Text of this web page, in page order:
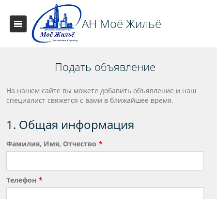
АН Моё Жильё
Подать объявление
На нашем сайте вы можете добавить объявление и наш
специалист свяжется с вами в ближайшее время.
1. Общая информация
Фамилия, Имя, Отчество
Телефон